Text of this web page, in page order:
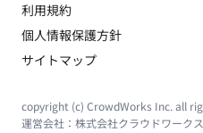
利用規約
個人情報保護方針
サイトマップ
copyright (c) CrowdWorks Inc. all
運営会社： 株式会社クラウドワークス